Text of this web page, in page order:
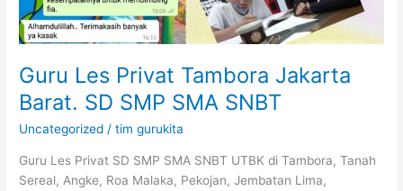
Guru Les Privat Tambora Jakarta
Barat. SD SMP SMA SNBT
Uncategorized /tim gurukita
Guru Les Privat SD SMP SMA SNBT UTBK di Tambora, Tanah
Sereal, Angke, Roa Malaka, Pekojan, Jembatan Lima,